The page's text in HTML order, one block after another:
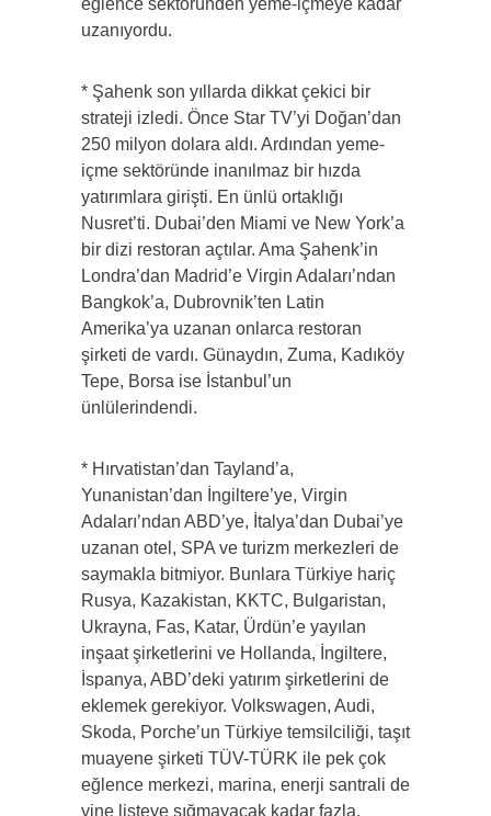
eğlence sektöründen yeme-içmeye kadar
uzanıyordu.
* Şahenk son yıllarda dikkat çekici bir
strateji izledi. Önce Star TV’yi Doğan’dan
250 milyon dolara aldı. Ardından yeme-
içme sektöründe inanılmaz bir hızda
yatırımlara girişti. En ünlü ortaklığı
Nusret’ti. Dubai’den Miami ve New York’a
bir dizi restoran açtılar. Ama Şahenk’in
Londra’dan Madrid’e Virgin Adaları’ndan
Bangkok’a, Dubrovnik’ten Latin
Amerika’ya uzanan onlarca restoran
şirketi de vardı. Günaydın, Zuma, Kadıköy
Tepe, Borsa ise İstanbul’un
ünlülerindendi.
* Hırvatistan’dan Tayland’a,
Yunanistan’dan İngiltere’ye, Virgin
Adaları’ndan ABD’ye, İtalya’dan Dubai’ye
uzanan otel, SPA ve turizm merkezleri de
saymakla bitmiyor. Bunlara Türkiye hariç
Rusya, Kazakistan, KKTC, Bulgaristan,
Ukrayna, Fas, Katar, Ürdün’e yayılan
inşaat şirketlerini ve Hollanda, İngiltere,
İspanya, ABD’deki yatırım şirketlerini de
eklemek gerekiyor. Volkswagen, Audi,
Skoda, Porche’un Türkiye temsilciliği, taşıt
muayene şirketi TÜV-TÜRK ile pek çok
eğlence merkezi, marina, enerji santrali de
yine listeye sığmayacak kadar fazla.